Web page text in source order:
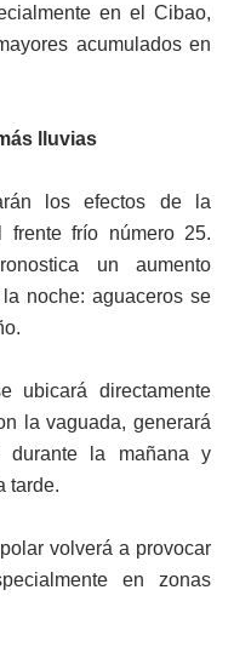
en el Cibao,
acumulados en
lluvias
los efectos de la
frente frío número 25.
un aumento
noche: aguaceros se
ubicará directamente
la vaguada, generará
durante la mañana y
tarde.
volverá a provocar
en zonas